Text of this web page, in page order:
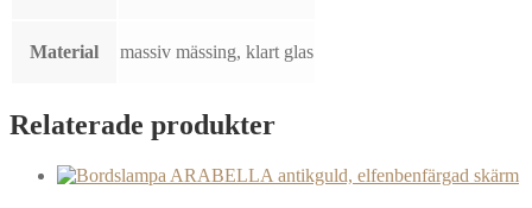
Material massiv mässing, klart glas
Relaterade produkter